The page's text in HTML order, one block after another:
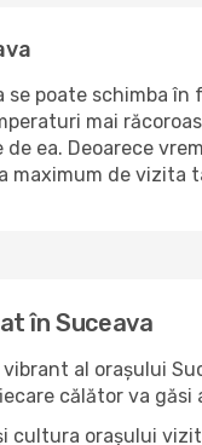
se poate schimba
mai
ea. Deoarece
maximum de vizita
în Suceava
al orașului
călător va găsi
cultura orașului